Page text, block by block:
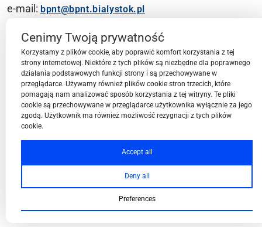
e-mail: bpnt@bpnt.bialystok.pl
Contact
BPN-T Area
BPN-T Offer
Cenimy Twoją prywatność
Korzystamy z plików cookie, aby poprawić komfort korzystania z tej
strony internetowej. Niektóre z tych plików są niezbędne dla poprawnego
działania podstawowych funkcji strony i są przechowywane w
przeglądarce. Używamy również plików cookie stron trzecich, które
pomagają nam analizować sposób korzystania z tej witryny. Te pliki
cookie są przechowywane w przeglądarce użytkownika wyłącznie za jego
zgodą. Użytkownik ma również możliwość rezygnacji z tych plików
cookie.
Accept all
Deny all
Preferences